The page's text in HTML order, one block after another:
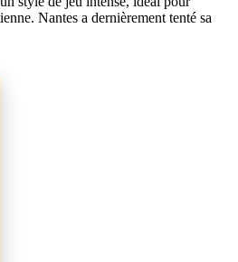
Nantes a dernièrement tenté sa